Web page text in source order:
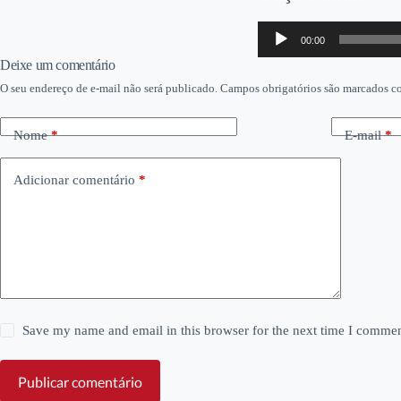
Tocador
áudio
00:00
Deixe um comentário
O seu endereço de e-mail não será publicado. Campos obrigatórios são marcados
Nome* E-mail*
Adicionar comentário *
Save my name and email in this browser for the next time I
Publicar comentário